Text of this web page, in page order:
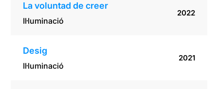
La voluntad de creer
Il·luminació
2022
Desig
Il·luminació
2021